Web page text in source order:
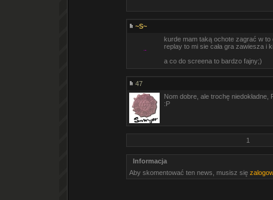
~S~
kurde mam taką ochote zagrać w
replay to mi sie cała gra zawiesza i
a co do screena to bardzo fajny;)
47
Nom dobre, ale trochę niedokładne,
:P
1
Informacja
Aby skomentować ten news, musisz się